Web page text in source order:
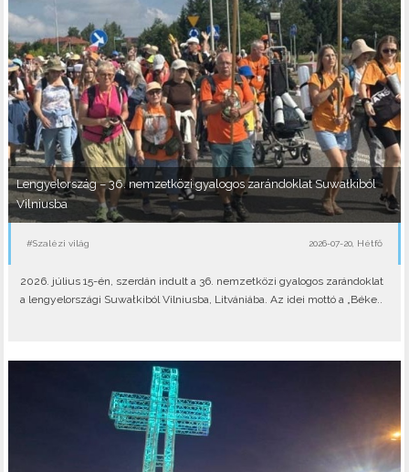
Lengyelország – 36. nemzetközi gyalogos zarándoklat Suwałkiból
Vilniusba
#Szalézi világ 2026-07-20, Hétfő
2026. július 15-én, szerdán indult a 36. nemzetközi gyalogos zarándoklat
a lengyelországi Suwałkiból Vilniusba, Litvániába. Az idei mottó a „Béke..